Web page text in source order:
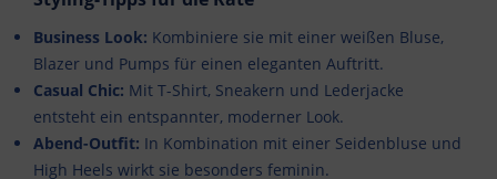
Business Look: Kombiniere sie mit einer weißen Bluse,
Blazer und Pumps für einen eleganten Auftritt.
Casual Chic: Mit T-Shirt, Sneakern und Lederjacke
entsteht ein entspannter, moderner Look.
Abend-Outfit: In Kombination mit einer Seidenbluse und
High Heels wirkt sie besonders feminin.